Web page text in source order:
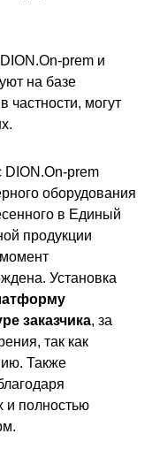
prem и
на базе
частности, могут
prem
оборудования
в Единый
продукции
Установка
заказчика, за
так как
Также
и полностью